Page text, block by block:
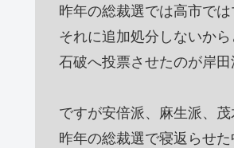
昨年の総裁選では高市で
それに追加処分しないか
石破へ投票させたのが岸
ですが安倍派、麻生派、
昨年の総裁選で寝返らせ